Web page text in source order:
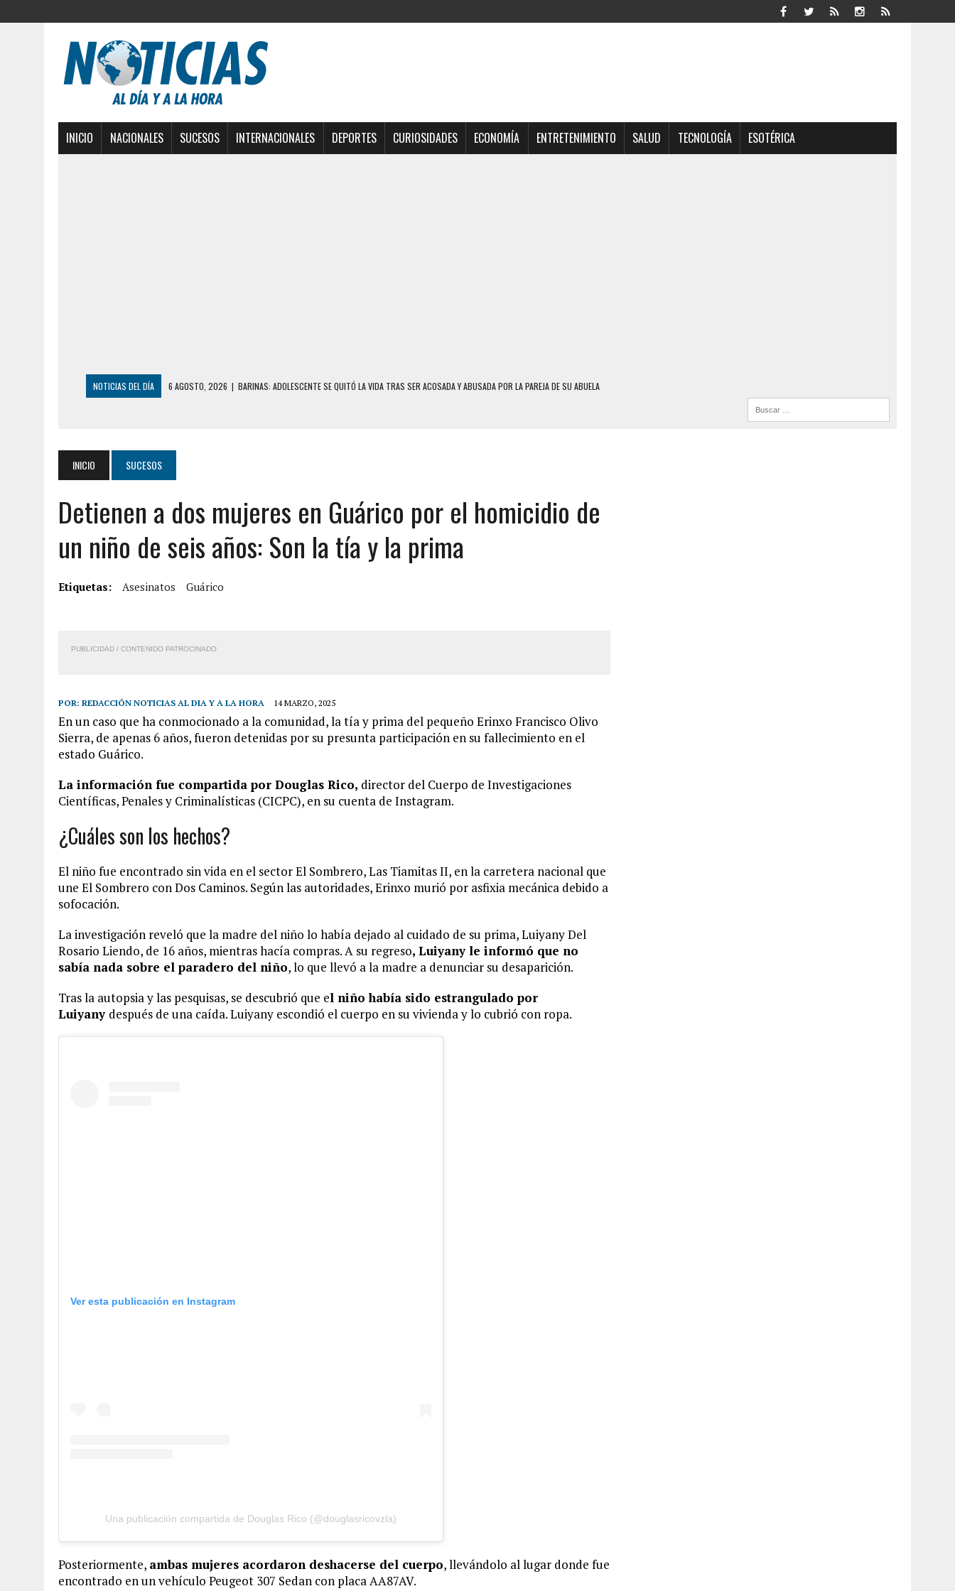
INICIO NACIONALES SUCESOS INTERNACIONALES DEPORTES CURIOSIDADES ECONOMÍA ENTRETENIMIENTO SALUD TECNOLOGÍA ESOTÉRICA
NOTICIAS DEL DÍA 6 AGOSTO, 2026 | BARINAS: ADOLESCENTE SE QUITÓ LA VIDA TRAS SER ACOSADA Y ABUSADA POR LA PAREJA DE SU ABUELA
3 AGOSTO, 2026 | LA INCREÍBLE FORMA EN LA QUE SOBREVIVIÓ UN HOMBRE Y SU FAMILIA TRAS LOS TERREMOTOS: CAYERON DESDE EL PISO NUEVE DEL
EDIFICIO PETUNIA
7 AGOSTO, 2026
| FUGA DE GAS GENERÓ EXPLOSIÓN EN LOCAL COMERCIAL DE CHACAO
7 AGOSTO, 2026 |
HOMBRE ASESINÓ A SU TÍA CON UN PUÑAL Y DEJÓ HERIDAS A SU PRIMA Y A OTRO FAMILIAR EN BOLÍVAR
INICIO SUCESOS
Detienen a dos mujeres en Guárico por el homicidio de
un niño de seis años: Son la tía y la prima
Etiquetas: Asesinatos Guárico
PUBLICIDAD / CONTENIDO PATROCINADO
POR: REDACCIÓN NOTICIAS AL DIA Y A LA HORA 14 MARZO, 2025
En un caso que ha conmocionado a la comunidad, la tía y prima del pequeño Erinxo Francisco Olivo
Sierra, de apenas 6 años, fueron detenidas por su presunta participación en su fallecimiento en el
estado Guárico.
La información fue compartida por Douglas Rico, director del Cuerpo de Investigaciones
Científicas, Penales y Criminalísticas (CICPC), en su cuenta de Instagram.
¿Cuáles son los hechos?
El niño fue encontrado sin vida en el sector El Sombrero, Las Tiamitas II, en la carretera nacional que
une El Sombrero con Dos Caminos. Según las autoridades, Erinxo murió por asfixia mecánica debido a
sofocación.
La investigación reveló que la madre del niño lo había dejado al cuidado de su prima, Luiyany Del
Rosario Liendo, de 16 años, mientras hacía compras. A su regreso, Luiyany le informó que no
sabía nada sobre el paradero del niño, lo que llevó a la madre a denunciar su desaparición.
Tras la autopsia y las pesquisas, se descubrió que el niño había sido estrangulado por
Luiyany después de una caída. Luiyany escondió el cuerpo en su vivienda y lo cubrió con ropa.
Ver esta publicación en Instagram
Una publicación compartida de Douglas Rico (@douglasricovzla)
Posteriormente, ambas mujeres acordaron deshacerse del cuerpo, llevándolo al lugar donde fue
encontrado en un vehículo Peugeot 307 Sedan con placa AA87AV.